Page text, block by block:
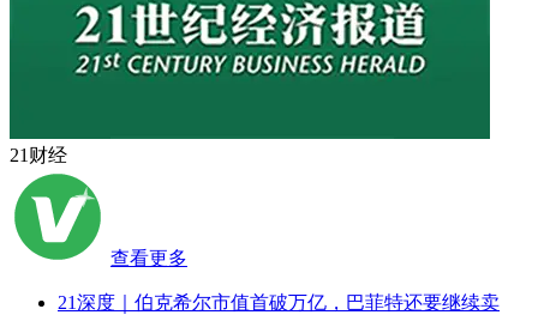
21财经
查看更多
21深度｜伯克希尔市值首破万亿，巴菲特还要继续卖